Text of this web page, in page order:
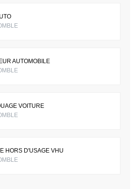
AUTOMOBILE
VOITURE
HORS D'USAGE VHU